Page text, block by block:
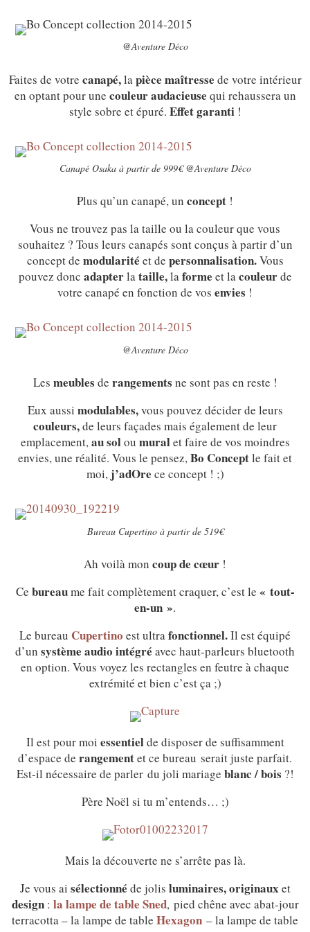
@Aventure Déco
Faites de votre canapé,la pièce maîtresse de votre intérieur
en optant pour une couleur audacieuse qui rehaussera un
style sobre et épuré. Effet garanti !
Canapé Osaka à partir de 999€ @Aventure Déco
Plus qu’un canapé, un concept !
Vous ne trouvez pas la taille ou la couleur que vous
souhaitez ? Tous leurs canapés sont conçus à partir d’un
concept de modularité et de personnalisation.Vous
pouvez donc adapterlataille,laforme et lacouleurde
votre canapé en fonction de vos envies !
@Aventure Déco
Les meubles de rangements ne sont pas en reste !
Eux aussi modulables,vous pouvez décider de leurs
couleurs,de leurs façades mais également de leur
emplacement,au solou muralet faire de vos moindres
envies, une réalité. Vous le pensez,Bo Conceptle fait et
moi, j’adOre ce concept ! ;)
Bureau Cupertino à partir de 519€
Ah voilà mon coup de cœur !
Ce bureaume fait complètement craquer, c’est le « tout-
en-un ».
Le bureau Cupertino est ultrafonctionnel.Il est équipé
d’un système audio intégré avec haut-parleurs bluetooth
en option. Vous voyez les rectangles en feutre à chaque
extrémité et bien c’est ça ;)
Il est pour moi essentielde disposer de suffisamment
d’espace de rangementet ce bureau serait juste parfait.
Est-il nécessaire de parler du joli mariage blanc / bois ?!
Père Noël si tu m’entends… ;)
Mais la découverte ne s’arrête pas là.
Je vous ai sélectionné de jolis luminaires, originaux et
design: la lampe de table Sned, pied chêne avec abat-jour
terracotta – la lampe de table Hexagon – la lampe de table